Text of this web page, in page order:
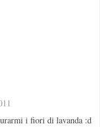
i fiori di lavanda :d